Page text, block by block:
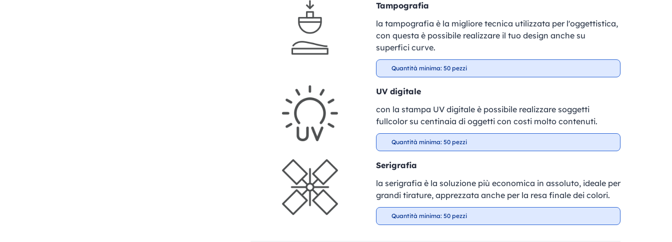
Tampografia
la tampografia è la migliore tecnica utilizzata per l'oggettistica,
con questa è possibile realizzare il tuo design anche su
superfici curve.
Quantità minima: 50 pezzi
UV digitale
con la stampa UV digitale è possibile realizzare soggetti
fullcolor su centinaia di oggetti con costi molto contenuti.
Quantità minima: 50 pezzi
Serigrafia
la serigrafia è la soluzione più economica in assoluto, ideale per
grandi tirature, apprezzata anche per la resa finale dei colori.
Quantità minima: 50 pezzi